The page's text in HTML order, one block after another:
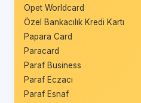
Opet Worldcard
Özel Bankacılık Kredi Kartı
Papara Card
Paracard
Paraf Business
Paraf Eczacı
Paraf Esnaf